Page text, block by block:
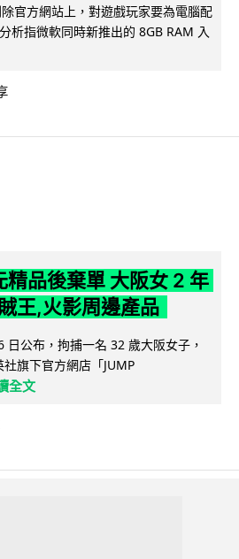
官方網站上，對遊戲玩家要為電腦配
析指微軟同時新推出的 8GB RAM 入
品後棄單 大阪女 2 年
王,火影周邊產品
日公布，拘捕一名 32 歲大阪女子，
旗下官方網店「JUMP
全文